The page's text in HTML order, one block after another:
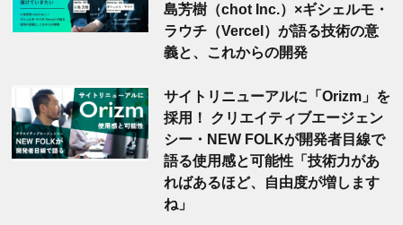
島芳樹（chot Inc.）×ギシェルモ・
ラウチ（Vercel）が語る技術の意
義と、これからの開発
サイトリニューアルに「Orizm」を
採用！ クリエイティブエージェン
シー・NEW FOLKが開発者目線で
語る使用感と可能性「技術力があ
ればあるほど、自由度が増します
ね」